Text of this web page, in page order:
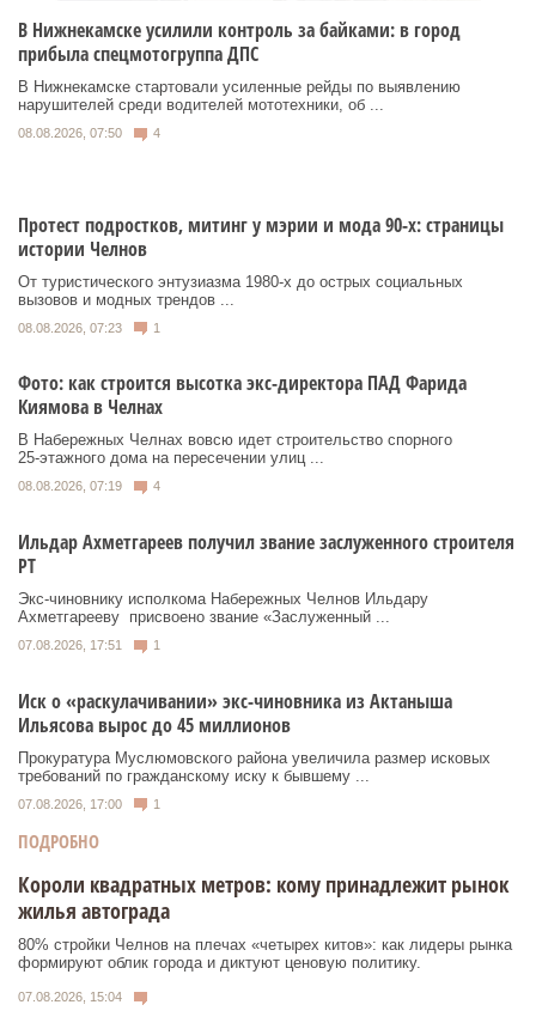
В Нижнекамске усилили контроль за байками: в город
прибыла спецмотогруппа ДПС
В Нижнекамске стартовали усиленные рейды по выявлению
нарушителей среди водителей мототехники, об ...
08.08.2026, 07:50 4
Протест подростков, митинг у мэрии и мода 90-х: страницы
истории Челнов
От туристического энтузиазма 1980‑х до острых социальных
вызовов и модных трендов ...
08.08.2026, 07:23 1
Фото: как строится высотка экс-директора ПАД Фарида
Киямова в Челнах
В Набережных Челнах вовсю идет строительство спорного
25‑этажного дома на пересечении улиц ...
08.08.2026, 07:19 4
Ильдар Ахметгареев получил звание заслуженного строителя
РТ
Экс‑чиновнику исполкома Набережных Челнов Ильдару
Ахметгарееву присвоено звание «Заслуженный ...
07.08.2026, 17:51 1
Иск о «раскулачивании» экс-чиновника из Актаныша
Ильясова вырос до 45 миллионов
Прокуратура Муслюмовского района увеличила размер исковых
требований по гражданскому иску к бывшему ...
07.08.2026, 17:00 1
ПОДРОБНО
Короли квадратных метров: кому принадлежит рынок
жилья автограда
80% стройки Челнов на плечах «четырех китов»: как лидеры рынка
формируют облик города и диктуют ценовую политику.
07.08.2026, 15:04